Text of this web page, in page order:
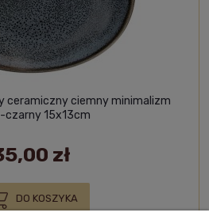
ceramiczny ciemny minimalizm
czarny 15x13cm
zł
DO KOSZYKA